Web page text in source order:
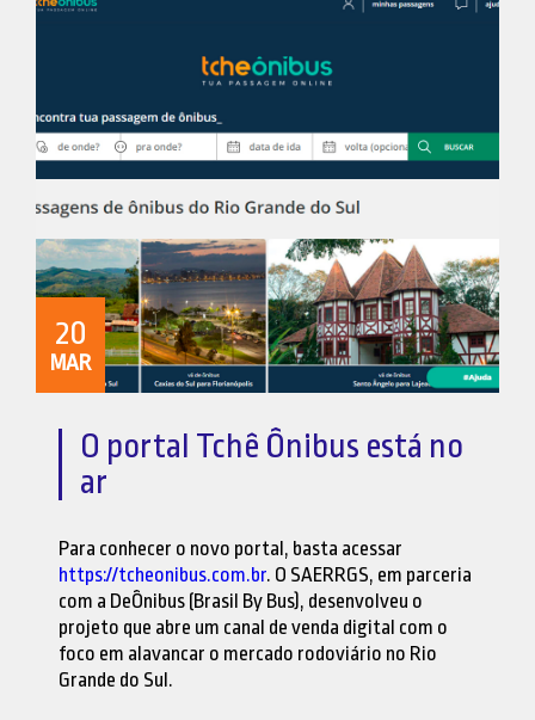
20
MAR
O portal Tchê Ônibus está no
ar
Para conhecer o novo portal, basta acessar
https://tcheonibus.com.br. O SAERRGS, em parceria
com a DeÔnibus (Brasil By Bus), desenvolveu o
projeto que abre um canal de venda digital com o
foco em alavancar o mercado rodoviário no Rio
Grande do Sul.